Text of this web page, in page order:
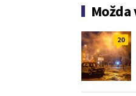
Možda
20